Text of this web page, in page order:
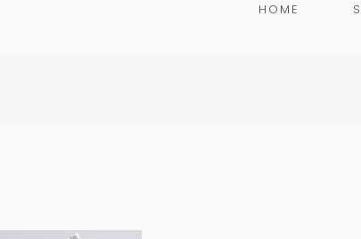
HOME